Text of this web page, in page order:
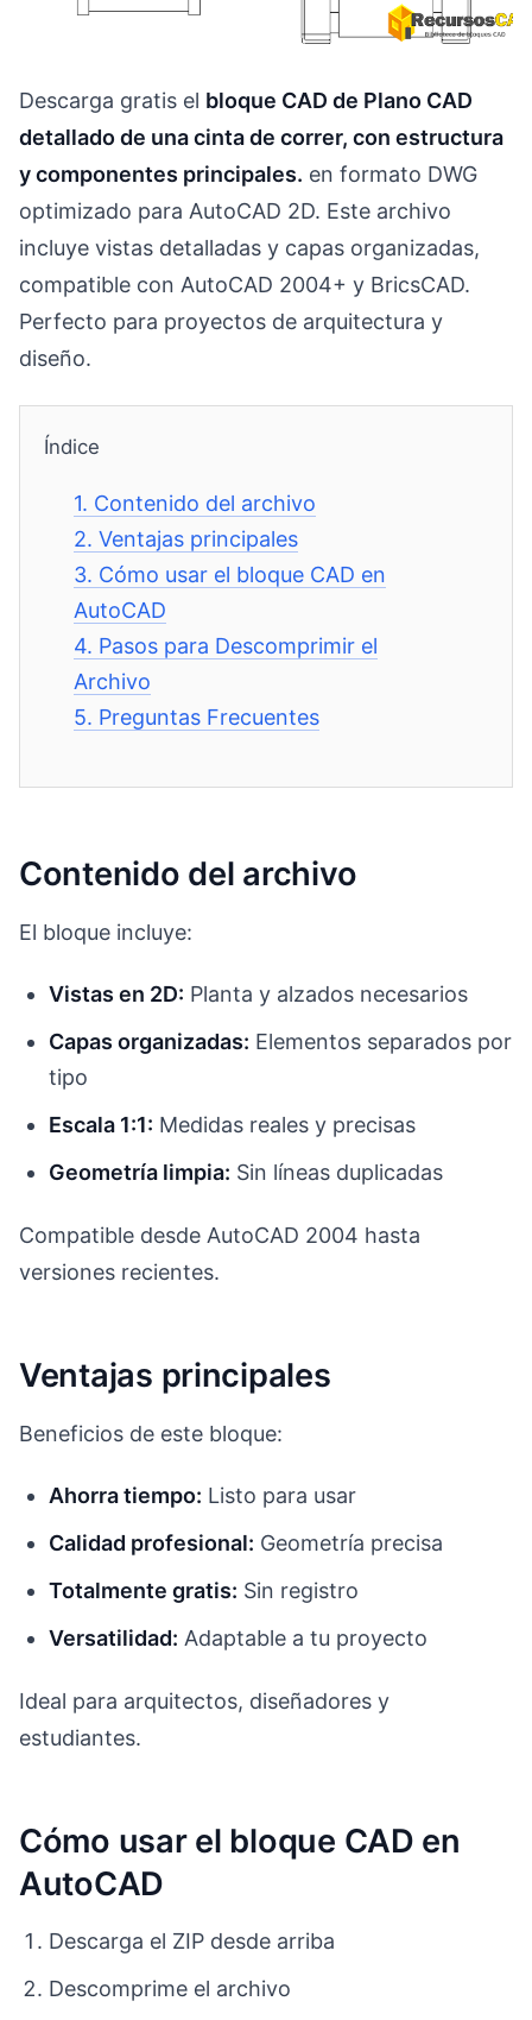
Descarga gratis el bloque CAD de Plano CAD
detallado de una cinta de correr, con estructura
y componentes principales. en formato DWG
optimizado para AutoCAD 2D. Este archivo
incluye vistas detalladas y capas organizadas,
compatible con AutoCAD 2004+ y BricsCAD.
Perfecto para proyectos de arquitectura y
diseño.
Índice
1. Contenido del archivo
2.Ventajas principales
3. Cómo usar el bloque CAD en
AutoCAD
4. Pasos para Descomprimir el
Archivo
5. Preguntas Frecuentes
Contenido del archivo
El bloque incluye:
Vistas en 2D: Planta y alzados necesarios
Capas organizadas: Elementos separados por
tipo
Escala 1:1: Medidas reales y precisas
Geometría limpia: Sin líneas duplicadas
Compatible desde AutoCAD 2004 hasta
versiones recientes.
Ventajas principales
Beneficios de este bloque:
Ahorra tiempo: Listo para usar
Calidad profesional: Geometría precisa
Totalmente gratis: Sin registro
Versatilidad: Adaptable a tu proyecto
Ideal para arquitectos, diseñadores y
estudiantes.
Cómo usar el bloque CAD en
AutoCAD
Descarga el ZIP desde arriba
Descomprime el archivo